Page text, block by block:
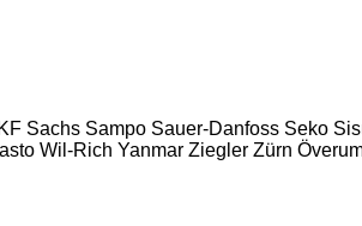
Sachs Sampo Sauer-Danfoss Seko
Wil-Rich Yanmar Ziegler Zürn